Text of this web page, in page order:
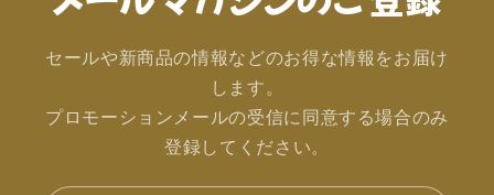
セールや新商品の情報などのお得な情報をお届け
します。
プロモーションメールの受信に同意する場合のみ
登録してください。